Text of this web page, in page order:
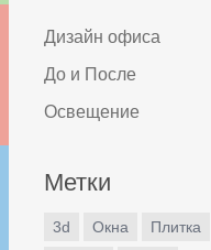
Дизайн офиса
До и После
Освещение
Метки
3d Окна
Плитка